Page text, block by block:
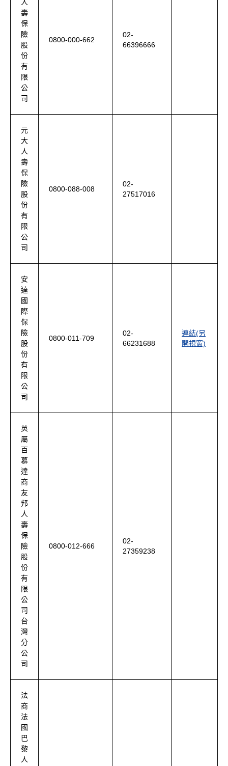
人
壽
保
險
股
份
有
限
公
司
0800-000-662
02-
66396666
元
大
人
壽
保
險
股
份
有
限
公
司
0800-088-008
02-
27517016
安
達
國
際
保
險
股
份
有
限
公
司
0800-011-709
02-
66231688
連結(另
開視窗)
英
屬
百
慕
達
商
友
邦
人
壽
保
險
股
份
有
限
公
司
台
灣
分
公
司
0800-012-666
02-
27359238
法
商
法
國
巴
黎
人